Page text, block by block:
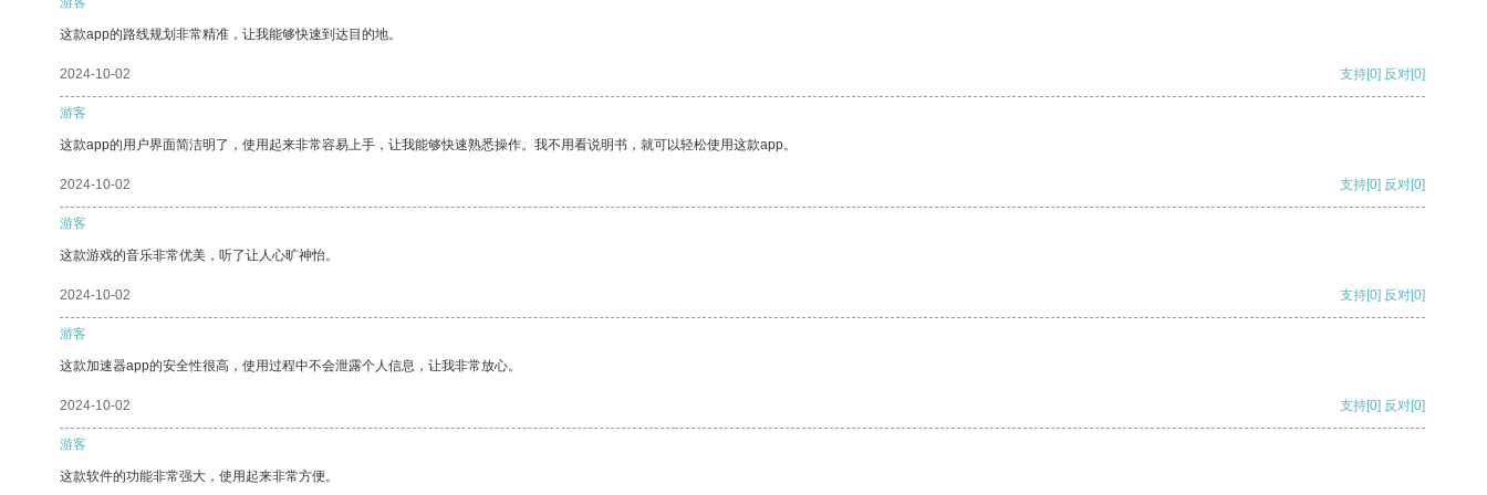
这款app的路线规划非常精准，让我能够快速到达目的地。
2024-10-02 支持[0] 反对[0]
游客
这款app的用户界面简洁明了，使用起来非常容易上手，让我能够快速熟悉操作。我不用看说明书，就可以轻松使用这款app。
2024-10-02 支持[0] 反对[0]
游客
这款游戏的音乐非常优美，听了让人心旷神怡。
2024-10-02 支持[0] 反对[0]
游客
这款加速器app的安全性很高，使用过程中不会泄露个人信息，让我非常放心。
2024-10-02 支持[0] 反对[0]
游客
这款软件的功能非常强大，使用起来非常方便。